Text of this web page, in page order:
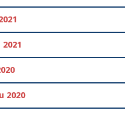
2020